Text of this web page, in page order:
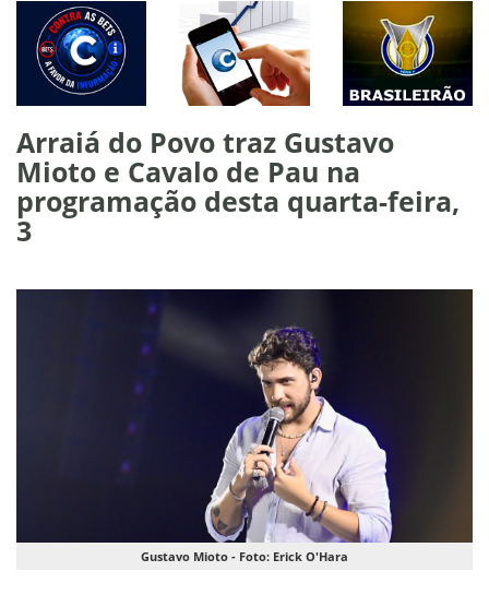
Arraiá do Povo traz Gustavo
Mioto e Cavalo de Pau na
programação desta quarta-feira,
3
Gustavo Mioto - Foto: Erick O'Hara